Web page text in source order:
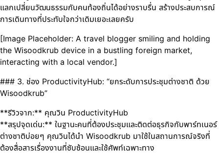
แลกเปลี่ยนวัฒนธรรมกับคนท้องถิ่นได้อย่างราบรื่น สร้างประสบการณ์
การเดินทางที่ประทับใจกว่าเดิมเยอะเลยครับ
[Image Placeholder: A travel blogger smiling and holding
the Wisoodkrub device in a bustling foreign market,
interacting with a local vendor.]
### 3. ช่อง ProductivityHub: “ยกระดับการประชุมต่างชาติ ด้วย
Wisoodkrub”
**รีวิวจาก:** คุณวิน ProductivityHub
**สรุปจุดเด่น:** ในฐานะคนที่ต้องประชุมและติดต่อธุรกิจกับพาร์ทเนอร์
ต่างชาติบ่อยๆ คุณวินได้นำ Wisoodkrub มาใช้ในสถานการณ์จริงที่
ต้องสื่อสารเรื่องงานที่ซับซ้อนและใช้ศัพท์เฉพาะทาง